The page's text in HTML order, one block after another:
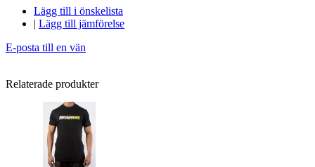
Lägg till i önskelista
| Lägg till jämförelse
E-posta till en vän
Relaterade produkter